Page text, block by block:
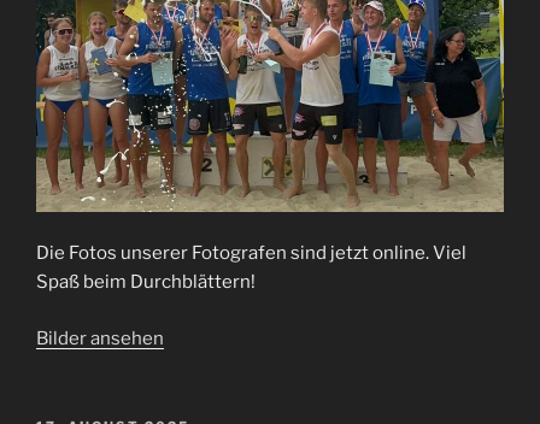
Die Fotos unserer Fotografen sind jetzt online. Viel
Spaß beim Durchblättern!
Bilder ansehen